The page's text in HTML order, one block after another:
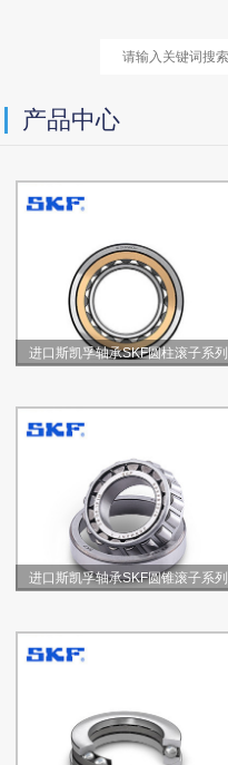
产品中心
进口斯凯孚轴承SKF圆柱滚子系列
进口斯凯孚轴承SKF圆锥滚子系列